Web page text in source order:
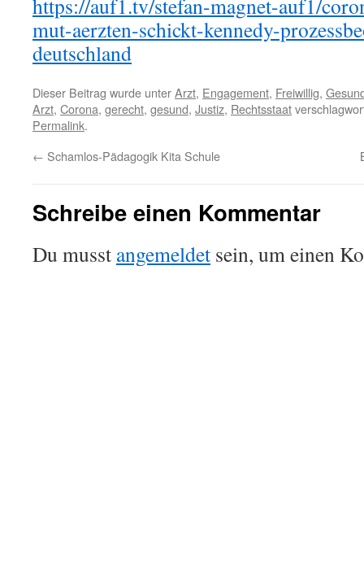
https://auf1.tv/stefan-magnet-auf1/
mut-aerzten-schickt-kennedy-
deutschland
Dieser Beitrag wurde unterArzt, Engagement, Freiwillig,
Arzt, Corona, gerecht, gesund, Justiz, Rechtsstaat
Permalink.
← Schamlos-Pädagogik Kita Schule
Schreibe einen Kommentar
Du musst angemeldet sein, um einen